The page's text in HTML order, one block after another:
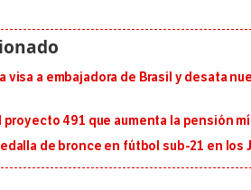
visa a embajadora de Brasil y desata
proyecto 491 que aumenta la pensión
de bronce en fútbol sub-21 en